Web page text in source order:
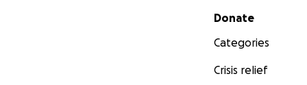
Secondary menu
Donate
Categories
Crisis relief